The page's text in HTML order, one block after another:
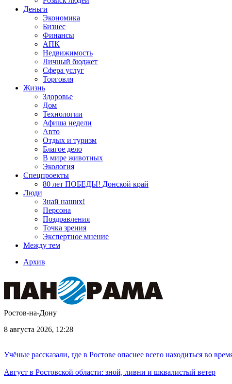
Деньги
Экономика
Бизнес
Финансы
АПК
Недвижимость
Личный бюджет
Сфера услуг
Торговля
Жизнь
Здоровье
Дом
Технологии
Афиша недели
Авто
Отдых и туризм
Благое дело
В мире животных
Экология
Спецпроекты
80 лет ПОБЕДЫ! Донской край
Люди
Знай наших!
Персона
Поздравления
Точка зрения
Экспертное мнение
Между тем
Архив
Ростов-на-Дону
8 августа 2026, 12:28
Учёные рассказали, где в Ростове опаснее всего находиться во
Август в Ростовской области: зной, ливни и шквалистый ветер